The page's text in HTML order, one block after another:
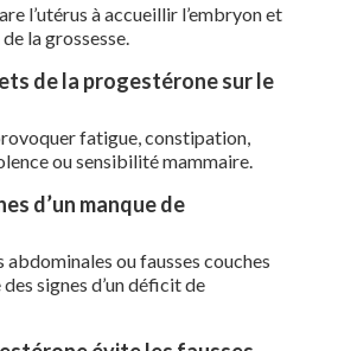
l’utérus à accueillir l’embryon et
la grossesse.
de la progestérone sur le
fatigue, constipation,
ou sensibilité mammaire.
d’un manque de
abdominales ou fausses couches
signes d’un déficit de